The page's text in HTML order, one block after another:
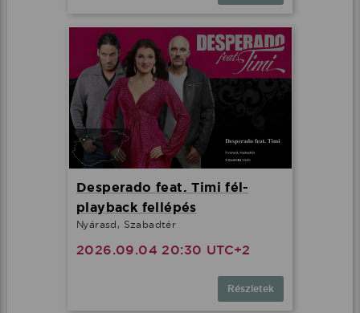
Desperado feat. Timi fél-
playback fellépés
Nyárasd, Szabadtér
2026.09.04 20:30 UTC+2
Részletek